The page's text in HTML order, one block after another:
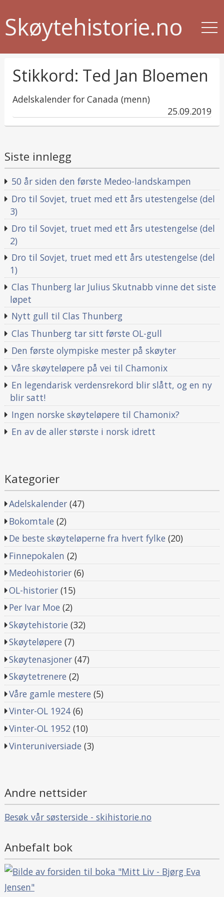
Skøytehistorie.no
Stikkord: Ted Jan Bloemen
Adelskalender for Canada (menn)
published
in
25.09.2019
Siste innlegg
50 år siden den første Medeo-landskampen
Dro til Sovjet, truet med ett års utestengelse (del
3)
Dro til Sovjet, truet med ett års utestengelse (del
2)
Dro til Sovjet, truet med ett års utestengelse (del
1)
Clas Thunberg lar Julius Skutnabb vinne det siste
løpet
Nytt gull til Clas Thunberg
Clas Thunberg tar sitt første OL-gull
Den første olympiske mester på skøyter
Våre skøyteløpere på vei til Chamonix
En legendarisk verdensrekord blir slått, og en ny
blir satt!
Ingen norske skøyteløpere til Chamonix?
En av de aller største i norsk idrett
Kategorier
Adelskalender (47)
Bokomtale (2)
De beste skøyteløperne fra hvert fylke (20)
Finnepokalen (2)
Medeohistorier (6)
OL-historier (15)
Per Ivar Moe (2)
Skøytehistorie (32)
Skøyteløpere (7)
Skøytenasjoner (47)
Skøytetrenere (2)
Våre gamle mestere (5)
Vinter-OL 1924 (6)
Vinter-OL 1952 (10)
Vinteruniversiade (3)
Andre nettsider
Besøk vår søsterside - skihistorie.no
Anbefalt bok